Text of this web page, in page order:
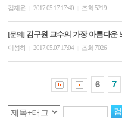
김재윤 2017.05.17 17:40 조회 5219
[문의] 김구원 교수의 가장 아름다운
이성하 2017.05.07 17:04 조회 7026
6 7